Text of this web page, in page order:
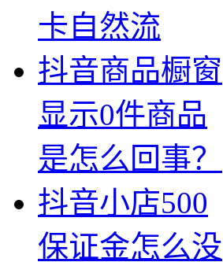
卡自然流
抖音商品橱窗
显示0件商品
是怎么回事？
抖音小店500
保证金怎么没